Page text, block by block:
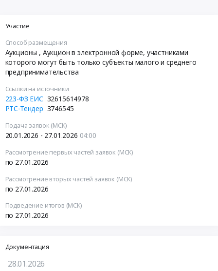
Участие
Способ размещения
Аукционы , Аукцион в электронной форме, участниками
которого могут быть только субъекты малого и среднего
предпринимательства
Ссылки на источники
223-ФЗ ЕИС 32615614978
РТС-Тендер 3746545
Подача заявок (МСК)
20.01.2026 - 27.01.2026 04:00
Рассмотрение первых частей заявок (МСК)
по 27.01.2026
Рассмотрение вторых частей заявок (МСК)
по 27.01.2026
Подведение итогов (МСК)
по 27.01.2026
Документация
28.01.2026